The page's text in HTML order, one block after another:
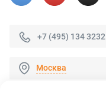
+7 (495) 134 3232
Москва